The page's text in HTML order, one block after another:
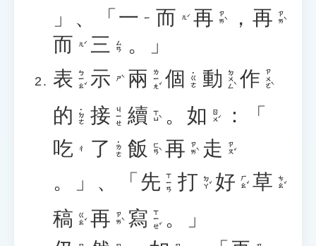
」、「 一 ㄧ 而 ㄦˊ 再 ㄗㄞˋ ， 再 ㄗㄞˋ
而 ㄦˊ 三 ㄙㄢ
。」
表 ㄅㄧㄠˇ 示 ㄕˋ 兩 ㄌㄧㄤˇ 個 ˙ㄍㄜ 動 ㄉㄨㄥˋ 作 ㄗㄨㄛˋ
的 ˙ㄉㄜ 接 ㄐㄧㄝ 續 ㄒㄩˋ 。 如 ㄖㄨˊ
：「
吃
ㄔ 了 ˙ㄌㄜ 飯 ㄈㄢˋ 再 ㄗㄞˋ 走 ㄗㄡˇ
。」、「 先 ㄒㄧㄢ 打 ㄉㄚˇ 好 ㄏㄠˇ 草 ㄘㄠˇ
稿 ㄍㄠˇ 再 ㄗㄞˋ 寫 ㄒㄧㄝˇ 。」